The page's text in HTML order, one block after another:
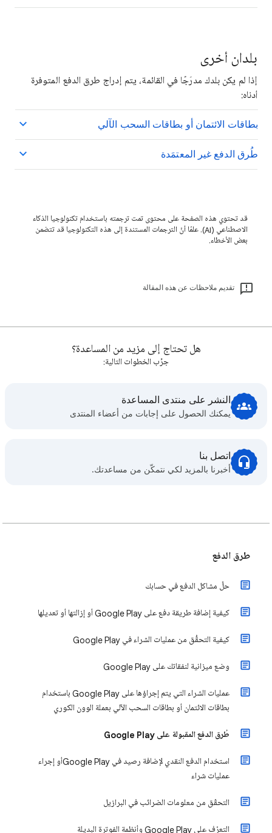
بلدان أخرى
إذا لم يكن بلدك مدرَجًا في القائمة، يتم إدراج طرق الدفع المتوفرة
أدناه:
بطاقات الائتمان أو بطاقات السحب الآلي
طُرق الدفع غير المعتمَدة
قد تحتوي هذه الصفحة على محتوى تمت ترجمته باستخدام تكنولوجيا الذكاء
الاصطناعي (AI). علمًا أنّ الترجمات المستندة إلى هذه التكنولوجيا قد تتضمن
بعض الأخطاء.
تقديم ملاحظات عن هذه المقالة
هل تحتاج إلى مزيد من المساعدة؟
جرِّب الخطوات التالية:
النشر على منتدى المساعدة
يمكنك الحصول على إجابات من أعضاء المنتدى
اتصل بنا
أخبرنا بالمزيد لكي نتمكّن من مساعدتك.
طرق الدفع
حلّ مشاكل الدفع في حسابك
كيفية إضافة طريقة دفع على Google Play أو إزالتها أو تعديلها
كيفية التحقُّق من عمليات الشراء في Google Play
وضع ميزانية لنفقاتك على Google Play
عمليات الشراء التي يتم إجراؤها على Google Play باستخدام
بطاقات الائتمان أو بطاقات السحب الآلي بعملة الوون الكوري
طُرق الدفع المقبولة على Google Play
استخدام الدفع النقدي لإضافة رصيد في Google Playأو إجراء
عمليات شراء
التحقّق من معلومات الضرائب في البرازيل
التعرّف على Google Play وأنظمة الفوترة البديلة